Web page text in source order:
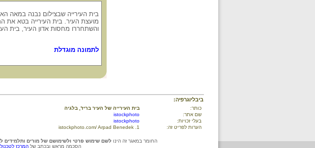
בית העירייה שבצילום נבנה במאה
מועצת העיר. בית העירייה בטא את
והשתחררו מחסות אדון העיר, בית
לתמונה מוגדלת
ביבליוגרפיה:
כותר:
בית העירייה של העיר בריז', בלגיה
שם אתר:
istockphoto
בעלי זכויות:
istockphoto
הערות לפריט זה:
1. istockphoto.com/ Arpad Benedek
החומר במאגר זה הינו לשם שימוש פרטי ולשימושם של מורים ותלמידים
הסכמה מראש ובכתב שלהמרכז